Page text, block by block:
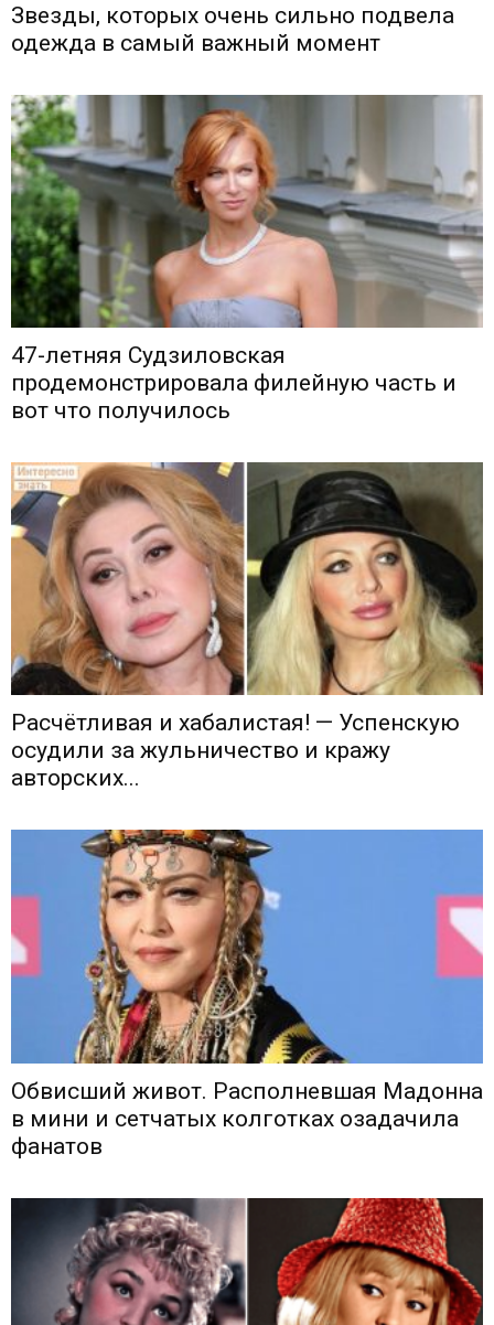
Звезды, которых очень сильно подвела
одежда в самый важный момент
47-летняя Судзиловская
продемонстрировала филейную часть и
вот что получилось
Расчётливая и хабалистая! — Успенскую
осудили за жульничество и кражу
авторских...
Обвисший живот. Располневшая Мадонна
в мини и сетчатых колготках озадачила
фанатов